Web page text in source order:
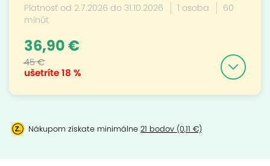
Platnosť od 2.7.2026 do 31.10.2026 1 osoba
60
minút
ušetríte18 %
36,90 €
45 €
Nákupom získate minimálne 21 bodov (0,11 €)